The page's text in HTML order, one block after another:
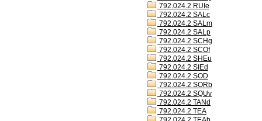
792.024.2 RUIe
792.024.2 SALc
792.024.2 SALm
792.024.2 SALp
792.024.2 SCHg
792.024.2 SCOf
792.024.2 SHEu
792.024.2 SIEd
792.024.2 SOD
792.024.2 SORb
792.024.2 SQUv
792.024.2 TANd
792.024.2 TEA